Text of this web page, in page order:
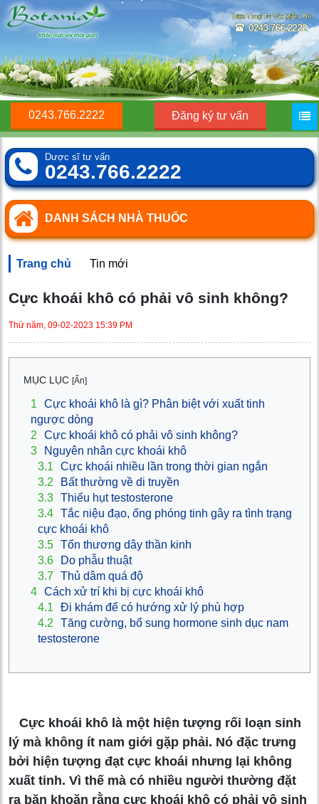
0243.766.2222 Đăng ký tư vấn
Dược sĩ tư vấn
0243.766.2222
DANH SÁCH NHÀ THUỐC
Trang chủ Tin mới
Cực khoái khô có phải vô sinh không?
Thứ năm, 09-02-2023 15:39 PM
MỤC LỤC [Ẩn]
1
Cực khoái khô là gì? Phân biệt với xuất tinh
ngược dòng
2
Cực khoái khô có phải vô sinh không?
3
Nguyên nhân cực khoái khô
3.1
Cực khoái nhiều lần trong thời gian ngắn
3.2
Bất thường về di truyền
3.3 Thiếu hụt testosterone
3.4 Tắc niệu đạo, ống phóng tinh gây ra tình trạng
cực khoái khô
3.5 Tổn thương dây thần kinh
3.6
Do phẫu thuật
3.7
Thủ dâm quá độ
4 Cách xử trí khi bị cực khoái khô
4.1
Đi khám để có hướng xử lý phù hợp
4.2
Tăng cường, bổ sung hormone sinh dục nam
testosterone
Cực khoái khô là một hiện tượng rối loạn sinh
lý mà không ít nam giới gặp phải. Nó đặc trưng
bởi hiện tượng đạt cực khoái nhưng lại không
xuất tinh. Vì thế mà có nhiều người thường đặt
ra băn khoăn rằng cực khoái khô có phải vô sinh